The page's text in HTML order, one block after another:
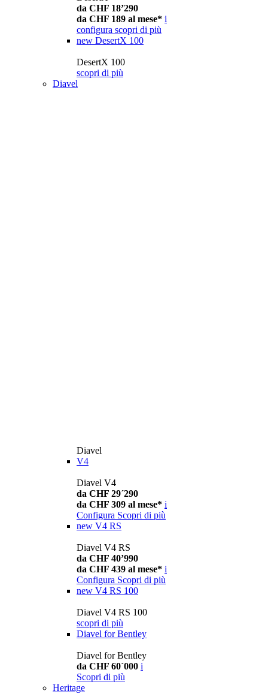
da CHF 18’290
da CHF 189 al mese* i
configura scopri di più
new DesertX 100
DesertX 100
scopri di più
Diavel
Diavel
V4
Diavel V4
da CHF 29´290
da CHF 309 al mese* i
Configura Scopri di più
new V4 RS
Diavel V4 RS
da CHF 40’990
da CHF 439 al mese* i
Configura Scopri di più
new V4 RS 100
Diavel V4 RS 100
scopri di più
Diavel for Bentley
Diavel for Bentley
da CHF 60´000 i
Scopri di più
Heritage